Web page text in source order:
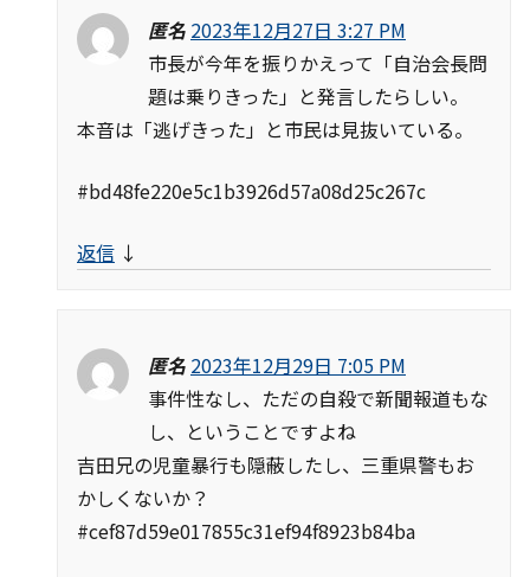
匿名 2023年12月27日 3:27 PM
市長が今年を振りかえって「自治会長問
題は乗りきった」と発言したらしい。
本音は「逃げきった」と市民は見抜いている。
#bd48fe220e5c1b3926d57a08d25c267c
返信 ↓
匿名 2023年12月29日 7:05 PM
事件性なし、ただの自殺で新聞報道もな
し、ということですよね
吉田兄の児童暴行も隠蔽したし、三重県警もお
かしくないか？
#cef87d59e017855c31ef94f8923b84ba